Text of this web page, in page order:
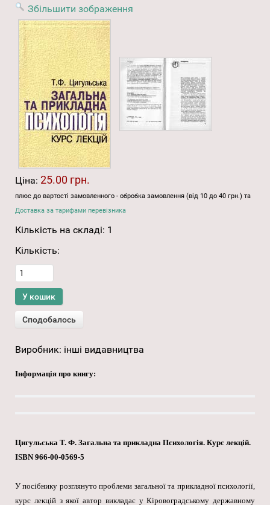
Збільшити зображення
Ціна: 25.00 грн.
плюс до вартості замовленного - обробка замовлення (від 10 до 40 грн.) та
Доставка за тарифами перевізника
Кількість на складі: 1
Кількість:
Виробник: інші видавництва
Інформація про книгу:
Цигульська Т. Ф. Загальна та прикладна Психологія. Курс лекцій.
ISBN 966-00-0569-5
У посібнику розглянуто проблеми загальної та прикладної психології,
курс лекцій з якої автор викладає у Кіровоградському державному